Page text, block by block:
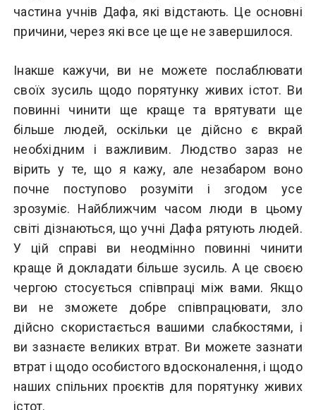
частина учнів Дафа, які відстають. Це основні
причини, через які все це ще не завершилося.
Інакше кажучи, ви не можете послаблювати
своїх зусиль щодо порятунку живих істот. Ви
повинні чинити ще краще та врятувати ще
більше людей, оскільки це дійсно є вкрай
необхідним і важливим. Людство зараз не
вірить у те, що я кажу, але незабаром воно
почне поступово розуміти і згодом усе
зрозуміє. Найближчим часом люди в цьому
світі дізнаються, що учні Дафа рятують людей.
У цій справі ви неодмінно повинні чинити
краще й докладати більше зусиль. А це своєю
чергою стосується співпраці між вами. Якщо
ви не зможете добре співпрацювати, зло
дійсно скористається вашими слабкостями, і
ви зазнаєте великих втрат. Ви можете зазнати
втрат і щодо особистого вдосконалення, і щодо
наших спільних проєктів для порятунку живих
істот.